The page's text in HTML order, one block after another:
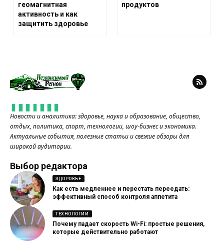
геомагнитная
активность и как
защитить здоровье
продуктов
Новости и аналитика: здоровье, наука и образование, общество,
отдых, политика, спорт, технологии, шоу-бизнес и экономика.
Актуальные события, полезные статьи и свежие обзоры для
широкой аудитории.
Выбор редактора
ЗДОРОВЬЕ
Как есть медленнее и перестать переедать:
эффективный способ контроля аппетита
ТЕХНОЛОГИИ
Почему падает скорость Wi-Fi: простые решения,
которые действительно работают